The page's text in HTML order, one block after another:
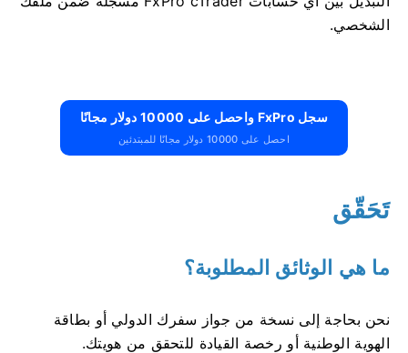
الشخصي.
سجل FxPro واحصل على 10000 دولار مجانًا
احصل على 10000 دولار مجانًا للمبتدئين
تَحَقّق
ما هي الوثائق المطلوبة؟
نحن بحاجة إلى نسخة من جواز سفرك الدولي أو بطاقة
الهوية الوطنية أو رخصة القيادة للتحقق من هويتك.